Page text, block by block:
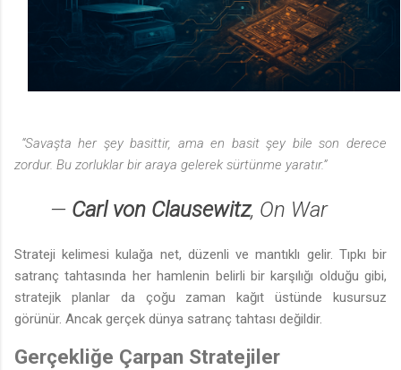
“Savaşta her şey basittir, ama en basit şey bile son derece
zordur. Bu zorluklar bir araya gelerek sürtünme yaratır.”
— Carl von Clausewitz, On War
Strateji kelimesi kulağa net, düzenli ve mantıklı gelir. Tıpkı bir
satranç tahtasında her hamlenin belirli bir karşılığı olduğu gibi,
stratejik planlar da çoğu zaman kağıt üstünde kusursuz
görünür. Ancak gerçek dünya satranç tahtası değildir.
Gerçekliğe Çarpan Stratejiler